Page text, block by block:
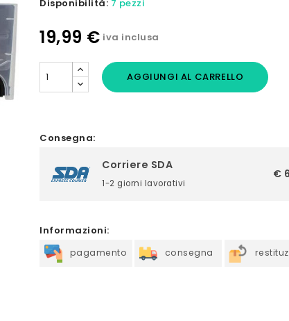
Disponibilità: 7 pezzi
19,99 € iva inclusa
AGGIUNGI AL CARRELLO
Consegna:
Corriere SDA
1-2 giorni lavorativi
€
Informazioni:
pagamento consegna